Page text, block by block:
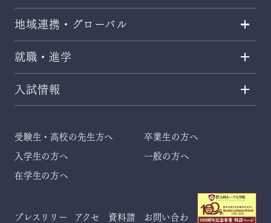
地域連携・グローバル
就職・進学
入試情報
受験生・高校の先生方へ
入学生の方へ
在学生の方へ
卒業生の方へ
一般の方へ
プレスリリー
アクセ
資料請
お問い合わ